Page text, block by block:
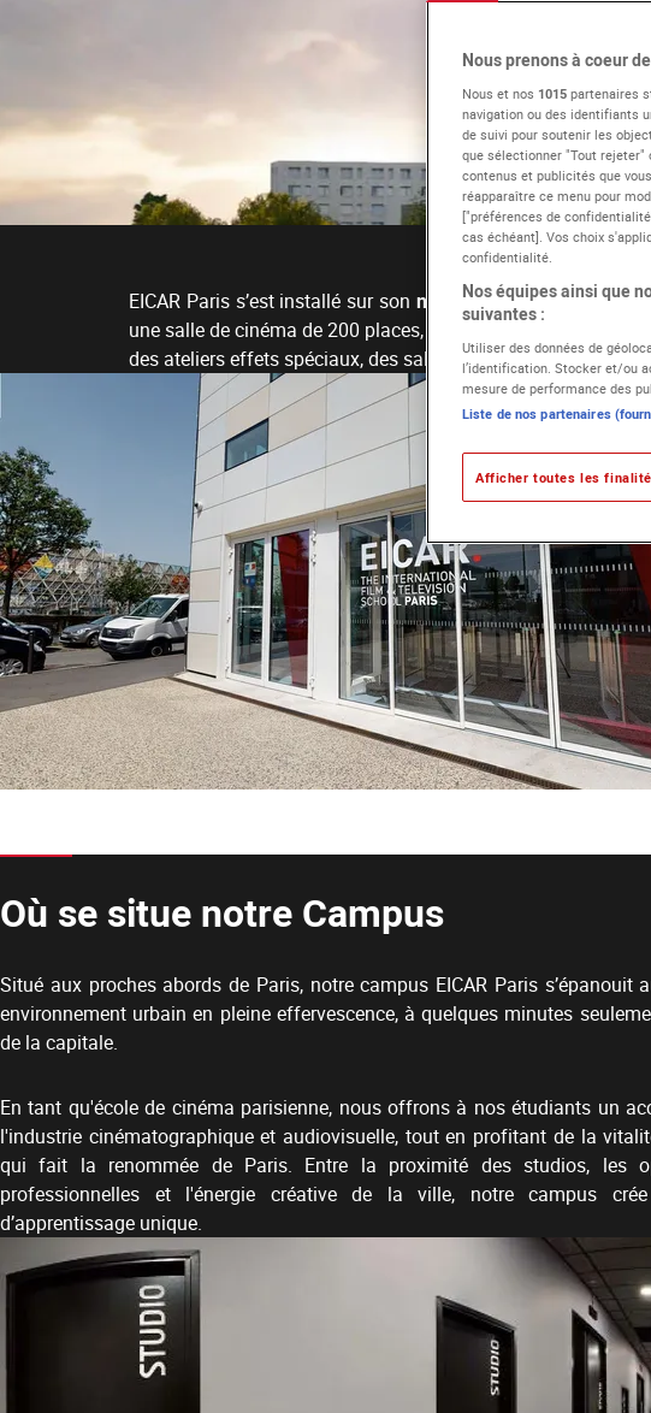
EICAR Paris s’est installé sur sonnouveau campus à la
une salle de cinéma de 200 places, des plateaux de
des ateliers effets spéciaux, des salles de cours et un grand
Où se situe notre Campus
Situé aux proches abords de Paris, notre campus EICAR Paris s’épanouit
environnement urbain en pleine effervescence, à quelques minutes
de la capitale.
En tant qu'école de cinéma parisienne, nous offrons à nos étudiants un
l'industrie cinématographique et audiovisuelle, tout en profitant de la
qui fait la renommée de Paris. Entre la proximité des studios, les
professionnelles et l'énergie créative de la ville, notre campus
d’apprentissage unique.
Nous prenons à coeur
Nous et nos 1015 partenaires
navigation ou des identifiants
de suivi pour soutenir les
que sélectionner "Tout
contenus et publicités que
réapparaître ce menu pour
["préférences de
cas échéant]. Vos choix
confidentialité.
Nos équipes ainsi que
suivantes :
Utiliser des données de
l’identification. Stocker et/ou
mesure de performance des
Liste de nos partenaires
Afficher toutes les